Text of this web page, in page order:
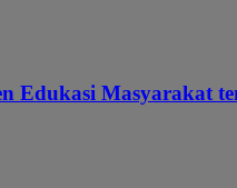
Edukasi Masyarakat